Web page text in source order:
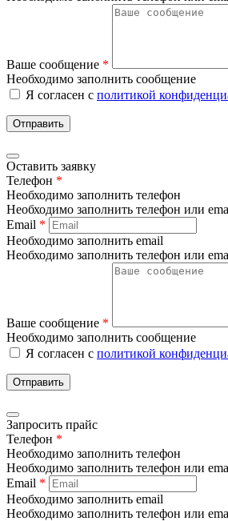
Ваше сообщение *
Необходимо заполнить сообщение
Я согласен с политикой
Отправить
Оставить заявку
Телефон *
Необходимо заполнить телефон
Необходимо заполнить телефон или
Email *
Необходимо заполнить email
Необходимо заполнить телефон или
Ваше сообщение *
Необходимо заполнить сообщение
Я согласен с политикой
Отправить
Запросить прайс
Телефон *
Необходимо заполнить телефон
Необходимо заполнить телефон или
Email *
Необходимо заполнить email
Необходимо заполнить телефон или